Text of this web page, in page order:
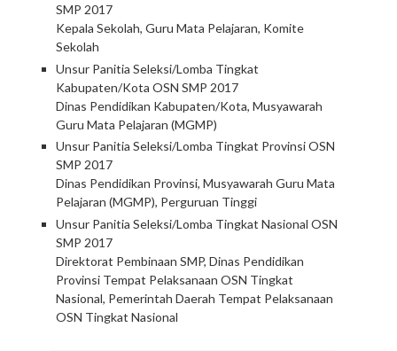
SMP 2017
Kepala Sekolah, Guru Mata Pelajaran, Komite
Sekolah
Unsur Panitia Seleksi/Lomba Tingkat
Kabupaten/Kota OSN SMP 2017
Dinas Pendidikan Kabupaten/Kota, Musyawarah
Guru Mata Pelajaran (MGMP)
Unsur Panitia Seleksi/Lomba Tingkat Provinsi OSN
SMP 2017
Dinas Pendidikan Provinsi, Musyawarah Guru Mata
Pelajaran (MGMP), Perguruan Tinggi
Unsur Panitia Seleksi/Lomba Tingkat Nasional OSN
SMP 2017
Direktorat Pembinaan SMP, Dinas Pendidikan
Provinsi Tempat Pelaksanaan OSN Tingkat
Nasional, Pemerintah Daerah Tempat Pelaksanaan
OSN Tingkat Nasional